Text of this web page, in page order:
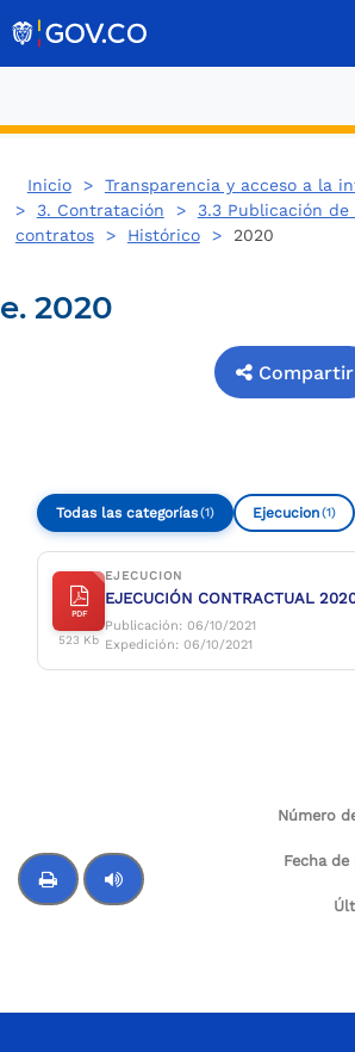
Inicio> Transparencia y acceso a la
> 3. Contratación > 3.3 Publicación
contratos> Histórico> 2020
e. 2020
Compartir
Todas las categorías(1) Ejecucion(1)
PDF
523 Kb
EJECUCION
EJECUCIÓN CONTRACTUAL
Publicación: 06/10/2021
Expedición: 06/10/2021
Número
Fecha